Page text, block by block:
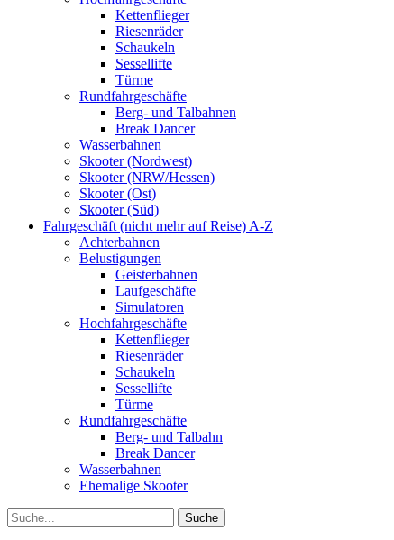
Kettenflieger
Riesenräder
Schaukeln
Sessellifte
Türme
Rundfahrgeschäfte
Berg- und Talbahnen
Break Dancer
Wasserbahnen
Skooter (Nordwest)
Skooter (NRW/Hessen)
Skooter (Ost)
Skooter (Süd)
Fahrgeschäft (nicht mehr auf Reise) A-Z
Achterbahnen
Belustigungen
Geisterbahnen
Laufgeschäfte
Simulatoren
Hochfahrgeschäfte
Kettenflieger
Riesenräder
Schaukeln
Sessellifte
Türme
Rundfahrgeschäfte
Berg- und Talbahn
Break Dancer
Wasserbahnen
Ehemalige Skooter